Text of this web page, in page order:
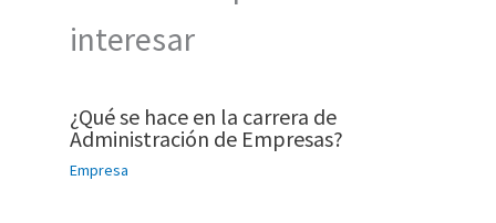
interesar
¿Qué se hace en la carrera de
Administración de Empresas?
Empresa